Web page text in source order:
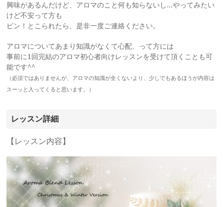
興味があるんだけど、アロマのこと何も知らないし…やってみたい
けど不安って方も
ピン！とこられたら、是非一度ご連絡ください。
アロマについてあまり知識がなくて心配、って方には
事前に1回完結のアロマ初心者向けレッスンを受けて頂くことも可
能です^^
（必須ではありませんが、アロマの知識が全くないより、少しでもあるほうが内容は
スーッと入ってくると思います。）
レッスン詳細
【レッスン内容】